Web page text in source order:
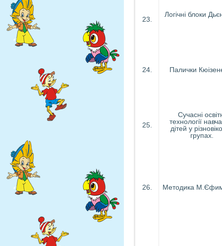
23.
Логічні блоки
24. Палички
25.
Сучасні
технології
дітей у
групах.
26. Методика